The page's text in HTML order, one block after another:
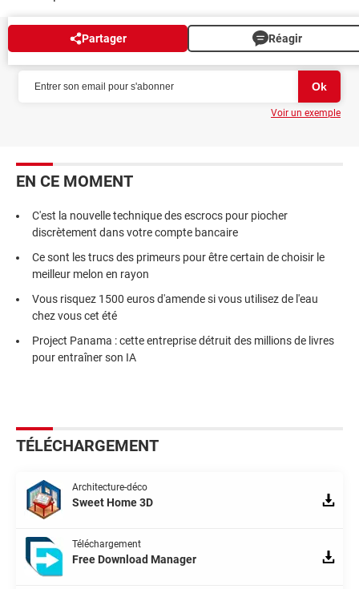
Partager Réagir
NEWSLETTER
Voir un exemple
EN CE MOMENT
C'est la nouvelle technique des escrocs pour piocher
discrètement dans votre compte bancaire
Ce sont les trucs des primeurs pour être certain de choisir le
meilleur melon en rayon
Vous risquez 1500 euros d'amende si vous utilisez de l'eau
chez vous cet été
Project Panama : cette entreprise détruit des millions de livres
pour entraîner son IA
TÉLÉCHARGEMENT
Architecture-déco
Sweet Home 3D
Téléchargement
Free Download Manager